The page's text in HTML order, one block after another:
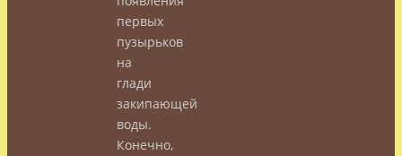
первых
пузырьков
на
глади
закипающей
воды.
Конечно,